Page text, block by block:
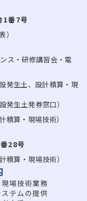
1番7号
ス・研修講習会・電
発生土、設計積算・現
発券窓口）
算・現場技術）
28号
現場技術）
場技術業務
テムの提供